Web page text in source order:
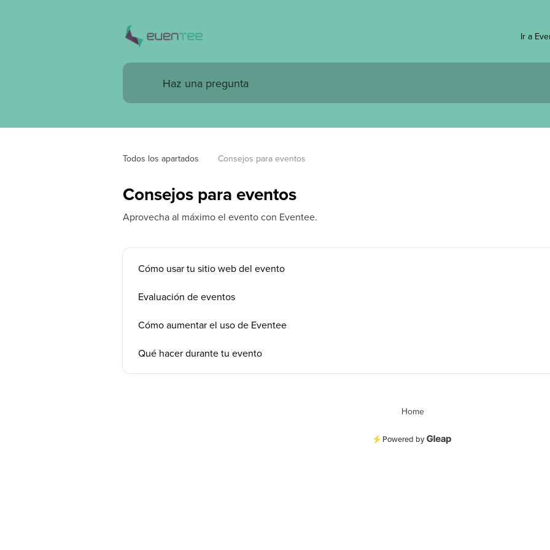
Ir a
Todos los apartados Consejos para eventos
Consejos para eventos
Aprovecha al máximo el evento con Eventee.
Cómo usar tu sitio web del evento
Evaluación de eventos
Cómo aumentar el uso de Eventee
Qué hacer durante tu evento
Home
Powered by